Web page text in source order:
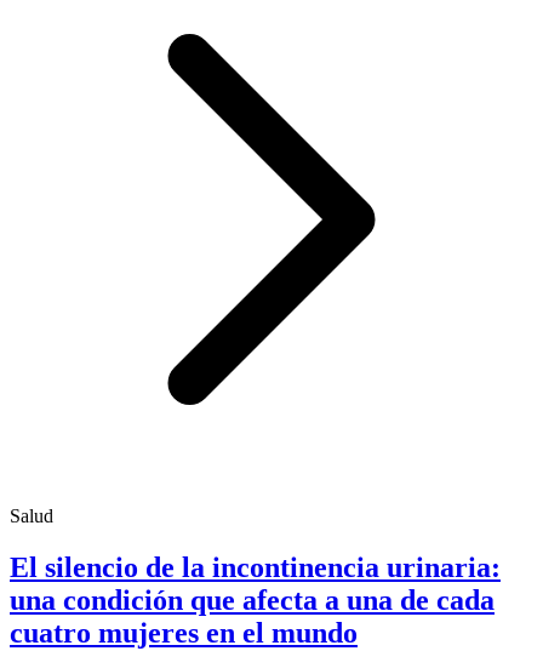
Salud
El silencio de la incontinencia urinaria:
una condición que afecta a una de cada
cuatro mujeres en el mundo